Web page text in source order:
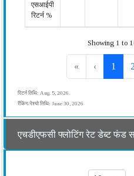
एसआईपी
रिटर्न %
Showing 1 to
« ‹ 1 2
रिटर्न तिथि: Aug. 5, 2026.
रैंकिंग/रेश्यो तिथि: June 30, 2026